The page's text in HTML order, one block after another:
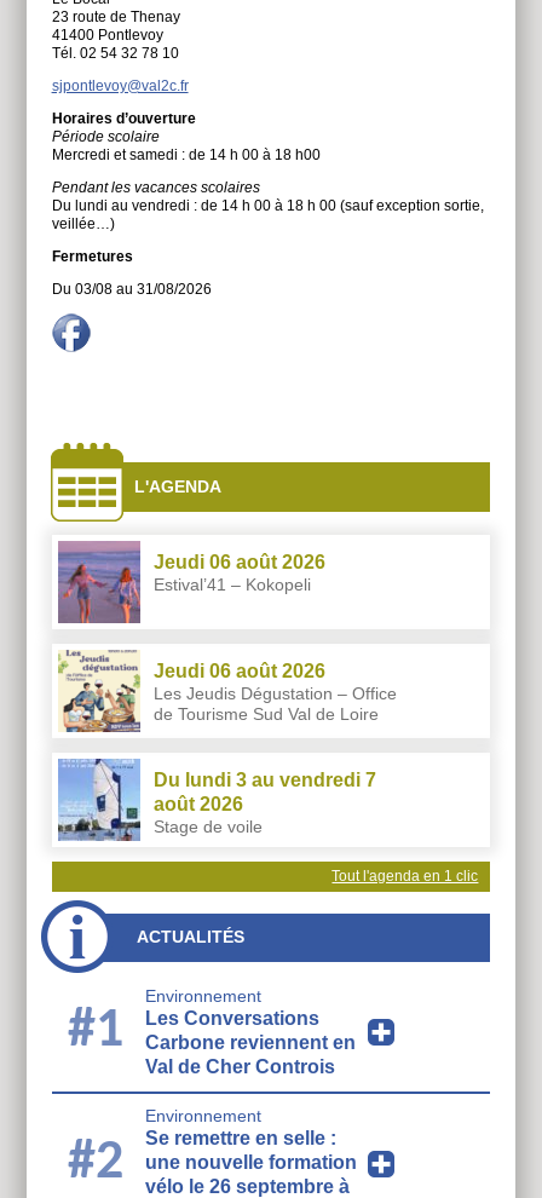
23 route de Thenay
41400 Pontlevoy
Tél. 02 54 32 78 10
sjpontlevoy@val2c.fr
Horaires d’ouverture
Période scolaire
Mercredi et samedi : de 14 h 00 à 18 h00
Pendant les vacances scolaires
Du lundi au vendredi : de 14 h 00 à 18 h 00 (sauf exception sortie,
veillée…)
Fermetures
Du 03/08 au 31/08/2026
côtés
L'AGENDA
Jeudi 06 août 2026
Estival’41 – Kokopeli
Jeudi 06 août 2026
Les Jeudis Dégustation – Office
de Tourisme Sud Val de Loire
Du lundi 3 au vendredi 7
août 2026
Stage de voile
Tout l'agenda en 1 clic
ACTUALITÉS
#1
Environnement
Les Conversations
Carbone reviennent en
Val de Cher Controis
#2
Environnement
Se remettre en selle :
une nouvelle formation
vélo le 26 septembre à